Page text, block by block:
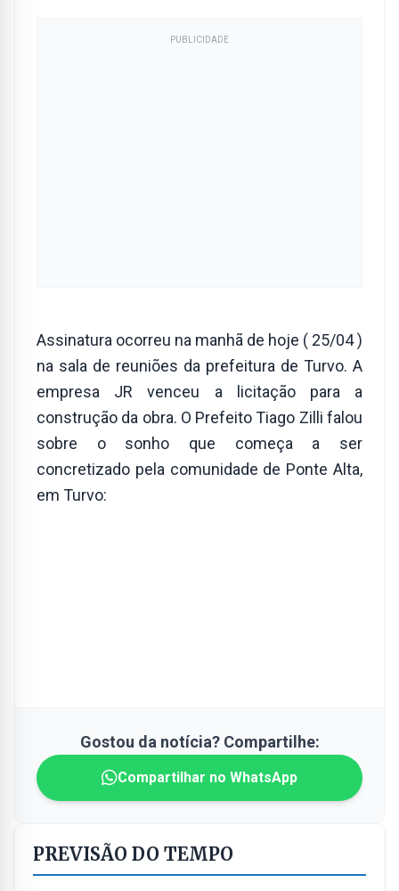
PUBLICIDADE
Assinatura ocorreu na manhã de hoje ( 25/04 )
na sala de reuniões da prefeitura de Turvo. A
empresa JR venceu a licitação para a
construção da obra. O Prefeito Tiago Zilli falou
sobre o sonho que começa a ser
concretizado pela comunidade de Ponte Alta,
em Turvo:
Gostou da notícia? Compartilhe:
Compartilhar no WhatsApp
PREVISÃO DO TEMPO